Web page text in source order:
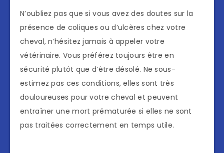
N’oubliez pas que si vous avez des doutes sur la
présence de coliques ou d’ulcères chez votre
cheval, n’hésitez jamais à appeler votre
vétérinaire. Vous préférez toujours être en
sécurité plutôt que d’être désolé. Ne sous-
estimez pas ces conditions, elles sont très
douloureuses pour votre cheval et peuvent
entraîner une mort prématurée si elles ne sont
pas traitées correctement en temps utile.